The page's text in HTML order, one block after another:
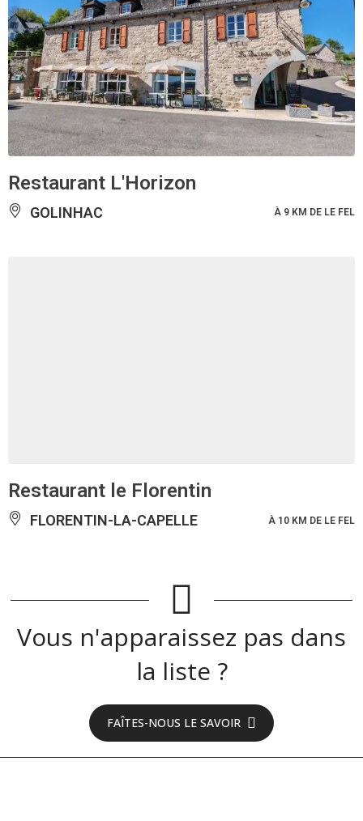
Restaurant L'Horizon
GOLINHAC À 9 KM DE LE FEL
Restaurant le Florentin
FLORENTIN-LA-CAPELLE À 10 KM DE LE FEL
Vous n'apparaissez pas dans
la liste ?
FAÎTES-NOUS LE SAVOIR